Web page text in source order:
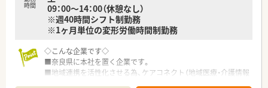
時間
09：00～14：00（休憩なし）
※週40時間シフト制勤務
※1ヶ月単位の変形労働時間制勤務
◇こんな企業です◇
■奈良県に本社を置く企業です。
■地域連携を活性化させる為、ケアコネクト（地域医療・介護情報